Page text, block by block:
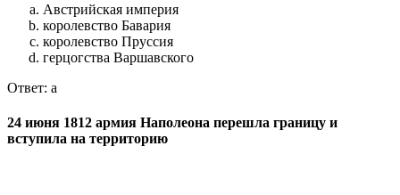
Австрийская империя
королевство Бавария
королевство Пруссия
герцогства Варшавского
Ответ: a
24 июня 1812 армия Наполеона перешла границу и
вступила на территорию